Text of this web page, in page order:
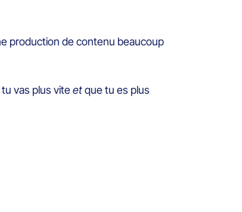
production de contenu beaucoup
tu vas plus viteetque tu es plus